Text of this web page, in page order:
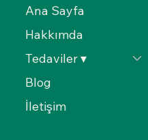
Ana Sayfa
Hakkımda
Tedaviler ▾
Blog
İletişim